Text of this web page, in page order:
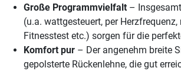
Große Programmvielfalt –
(u.a. wattgesteuert, per Herzfrequenz,
Fitnesstest etc.) sorgen für die
Komfort pur – Der angenehm breite
gepolsterte Rückenlehne, die gut